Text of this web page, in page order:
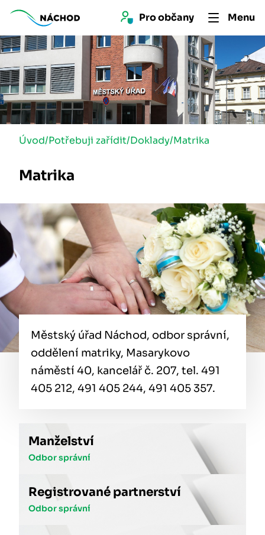
Pro občany Menu
Úvod/Potřebuji zařídit/Doklady/Matrika
Matrika
Městský úřad Náchod, odbor správní,
oddělení matriky, Masarykovo
náměstí 40, kancelář č. 207, tel. 491
405 212, 491 405 244, 491 405 357.
Manželství
Odbor správní
Registrované partnerství
Odbor správní